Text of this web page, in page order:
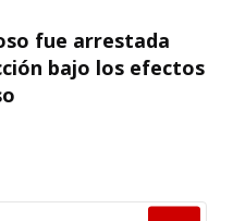
fue arrestada
bajo los efectos